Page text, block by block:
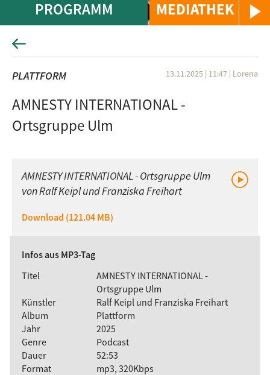
MEDIATHEK
PROGRAMM
PLATTFORM 13.11.2025 | 11:47 | Lorena
AMNESTY INTERNATIONAL -
Ortsgruppe Ulm
AMNESTY INTERNATIONAL - Ortsgruppe Ulm
von Ralf Keipl und Franziska Freihart
Download (121.04 MB)
Infos aus MP3-Tag
Titel
AMNESTY INTERNATIONAL -
Ortsgruppe Ulm
Künstler
Ralf Keipl und Franziska Freihart
Album
Plattform
Jahr
2025
Genre
Podcast
Dauer
52:53
Format
mp3, 320Kbps